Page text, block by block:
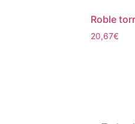
Roble
20,67€